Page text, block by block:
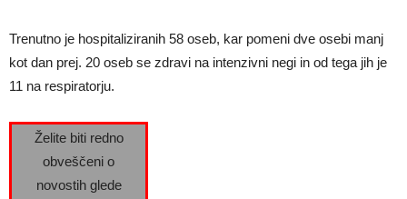
Trenutno je hospitaliziranih 58 oseb, kar pomeni dve osebi manj
kot dan prej. 20 oseb se zdravi na intenzivni negi in od tega jih je
11 na respiratorju.
Želite biti redno
obveščeni o
novostih glede